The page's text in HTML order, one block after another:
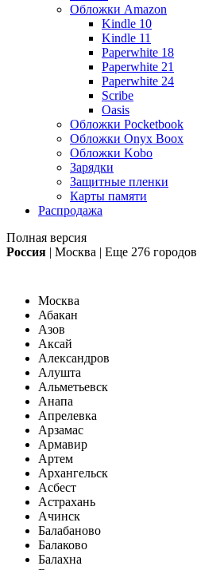
Обложки Amazon
Kindle 10
Kindle 11
Paperwhite 18
Paperwhite 21
Paperwhite 24
Scribe
Oasis
Обложки Pocketbook
Обложки Onyx Boox
Обложки Kobo
Зарядки
Защитные пленки
Карты памяти
Распродажа
Полная версия
Россия | Москва | Еще 276 городов
Москва
Абакан
Азов
Аксай
Александров
Алушта
Альметьевск
Анапа
Апрелевка
Арзамас
Армавир
Артем
Архангельск
Асбест
Астрахань
Ачинск
Балабаново
Балаково
Балахна